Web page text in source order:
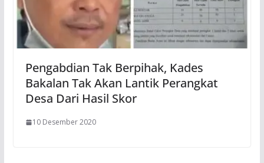
Pengabdian Tak Berpihak, Kades
Bakalan Tak Akan Lantik Perangkat
Desa Dari Hasil Skor
10 Desember 2020